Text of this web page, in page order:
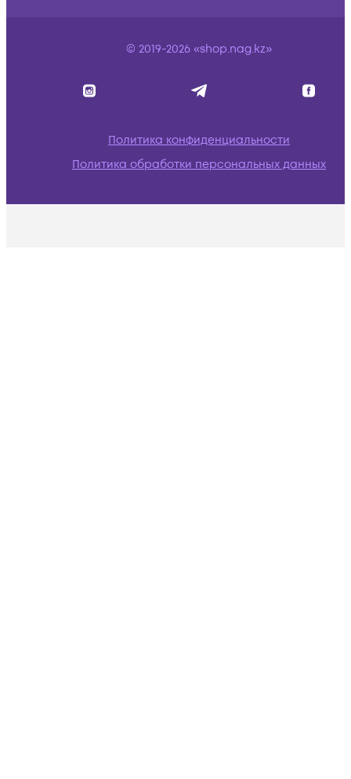
© 2019-2026 «shop.nag.kz»
Политика конфиденциальности
Политика обработки персональных данных